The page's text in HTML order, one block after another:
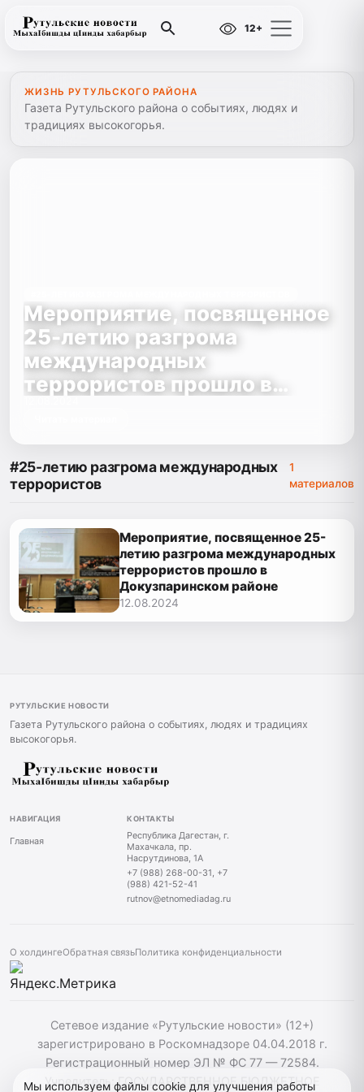
12+
ЖИЗНЬ РУТУЛЬСКОГО РАЙОНА
Газета Рутульского района о событиях, людях и
традициях высокогорья.
Мероприятие, посвященное
25-летию разгрома
международных
террористов прошло в
#25-летию разгрома международных
террористов
1
материалов
Мероприятие, посвященное 25-
летию разгрома международных
террористов прошло в
Докузпаринском районе
12.08.2024
РУТУЛЬСКИЕ НОВОСТИ
Газета Рутульского района о событиях, людях и традициях
высокогорья.
НАВИГАЦИЯ
Главная
КОНТАКТЫ
Республика Дагестан, г.
Махачкала, пр.
Насрутдинова, 1А
+7 (988) 268-00-31, +7
(988) 421-52-41
rutnov@etnomediadag.ru
О холдингеОбратная связьПолитика конфиденциальности
Сетевое издание «Рутульские новости» (12+)
зарегистрировано в Роскомнадзоре 04.04.2018 г.
Регистрационный номер ЭЛ № ФС 77 — 72584.
Учредитель: ГОСУДАРСТВЕННОЕ БЮДЖЕТНОЕ
Мы используем файлы cookie для улучшения работы